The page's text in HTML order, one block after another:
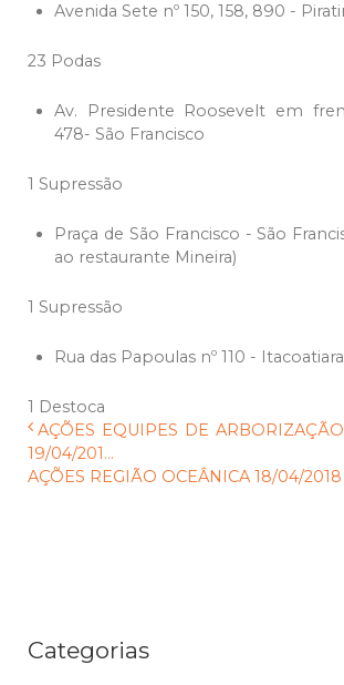
Avenida Sete nº 150, 158, 890 -
23 Podas
Av. Presidente Roosevelt em
478- São Francisco
1 Supressão
Praça de São Francisco - São
ao restaurante Mineira)
1 Supressão
Rua das Papoulas nº 110 - Itacoatiara
1 Destoca
AÇÕES EQUIPES DE
19/04/201...
AÇÕES REGIÃO OCEÂNICA 18/04/2018
Categorias